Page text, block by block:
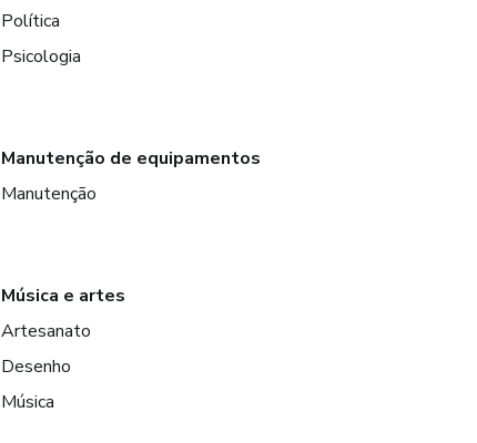
Política
Psicologia
Manutenção de equipamentos
Manutenção
Música e artes
Artesanato
Desenho
Música